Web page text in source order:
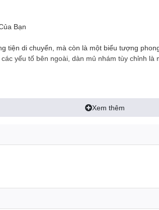
Bạn
tiện di chuyển, mà còn là một biểu tượng
yếu tố bên ngoài, dàn mủ nhám tùy chỉnh là
nối khóa và đuôi biển số, chúng đóng vai
xe thành một tác phẩm nghệ thuật di
sắc cá nhân để tạo điểm nhấn thẩm mỹ và thể
Xem thêm